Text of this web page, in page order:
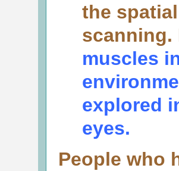
the
muscles
explored
eyes.
People who